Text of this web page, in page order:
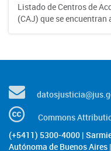
Listado de Centros de
(CAJ) que se encuentran
Commons
(+5411) 5300-4000 |
Autónoma de Buenos Aires